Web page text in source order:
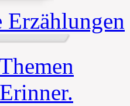
Erzählungen